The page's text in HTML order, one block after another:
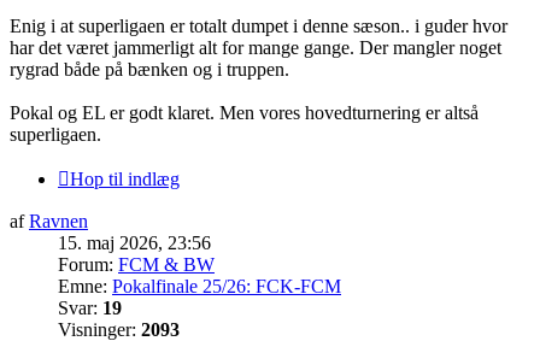
Enig i at superligaen er totalt dumpet i denne sæson.. i guder hvor
har det været jammerligt alt for mange gange. Der mangler noget
rygrad både på bænken og i truppen.
Pokal og EL er godt klaret. Men vores hovedturnering er altså
superligaen.
Hop til indlæg
afRavnen
15. maj 2026, 23:56
Forum: FCM & BW
Emne: Pokalfinale 25/26: FCK-FCM
Svar: 19
Visninger: 2093